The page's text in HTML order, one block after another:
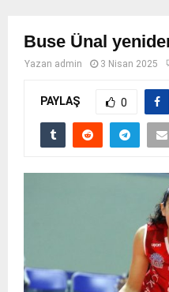
Buse Ünal
Yazan admin 3 Nisan 2025
PAYLAŞ 0